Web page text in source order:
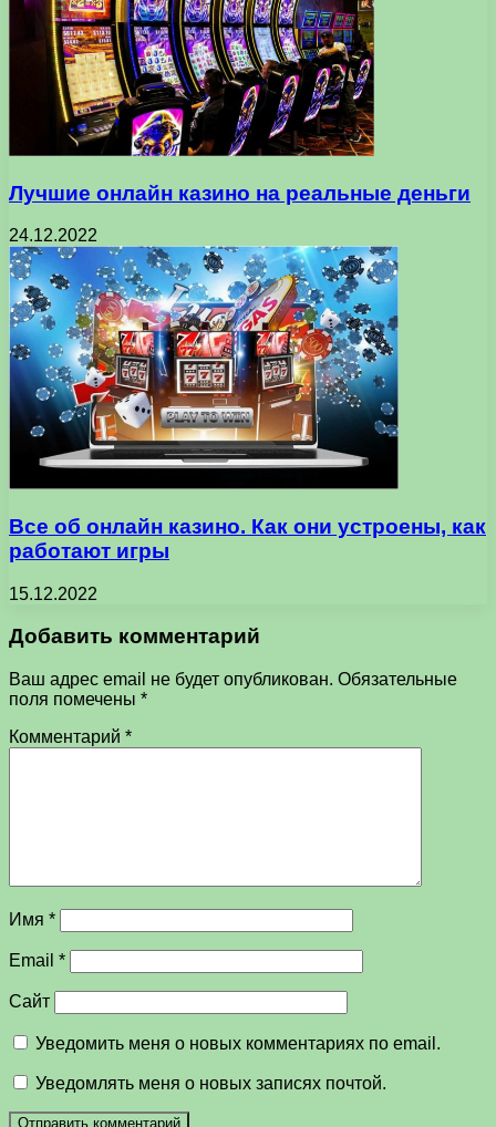
Лучшие онлайн казино на реальные деньги
24.12.2022
Все об онлайн казино. Как они устроены, как
работают игры
15.12.2022
Добавить комментарий
Ваш адрес email не будет опубликован. Обязательные
поля помечены *
Комментарий *
Имя *
Email *
Сайт
Уведомить меня о новых комментариях по email.
Уведомлять меня о новых записях почтой.